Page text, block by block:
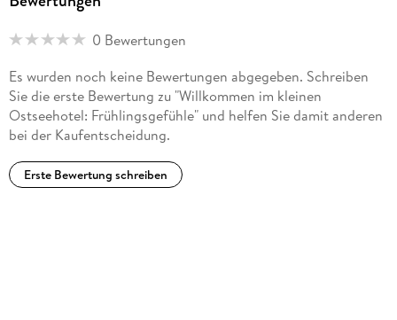
0 Bewertungen
Es wurden noch keine Bewertungen abgegeben. Schreiben
Sie die erste Bewertung zu "Willkommen im kleinen
Ostseehotel: Frühlingsgefühle" und helfen Sie damit anderen
bei der Kaufentscheidung.
Erste Bewertung schreiben